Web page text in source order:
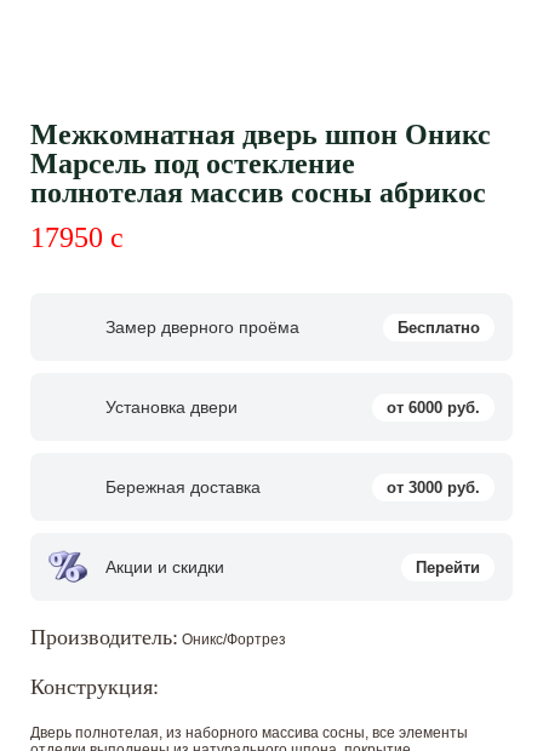
Межкомнатная дверь шпон Оникс
Марсель под остекление
полнотелая массив сосны абрикос
17950 c
Замер дверного проёма Бесплатно
Установка двери от 6000 руб.
Бережная доставка от 3000 руб.
Акции и скидки Перейти
Производитель: Оникс/Фортрез
Конструкция:
Дверь полнотелая, из наборного массива сосны, все элементы